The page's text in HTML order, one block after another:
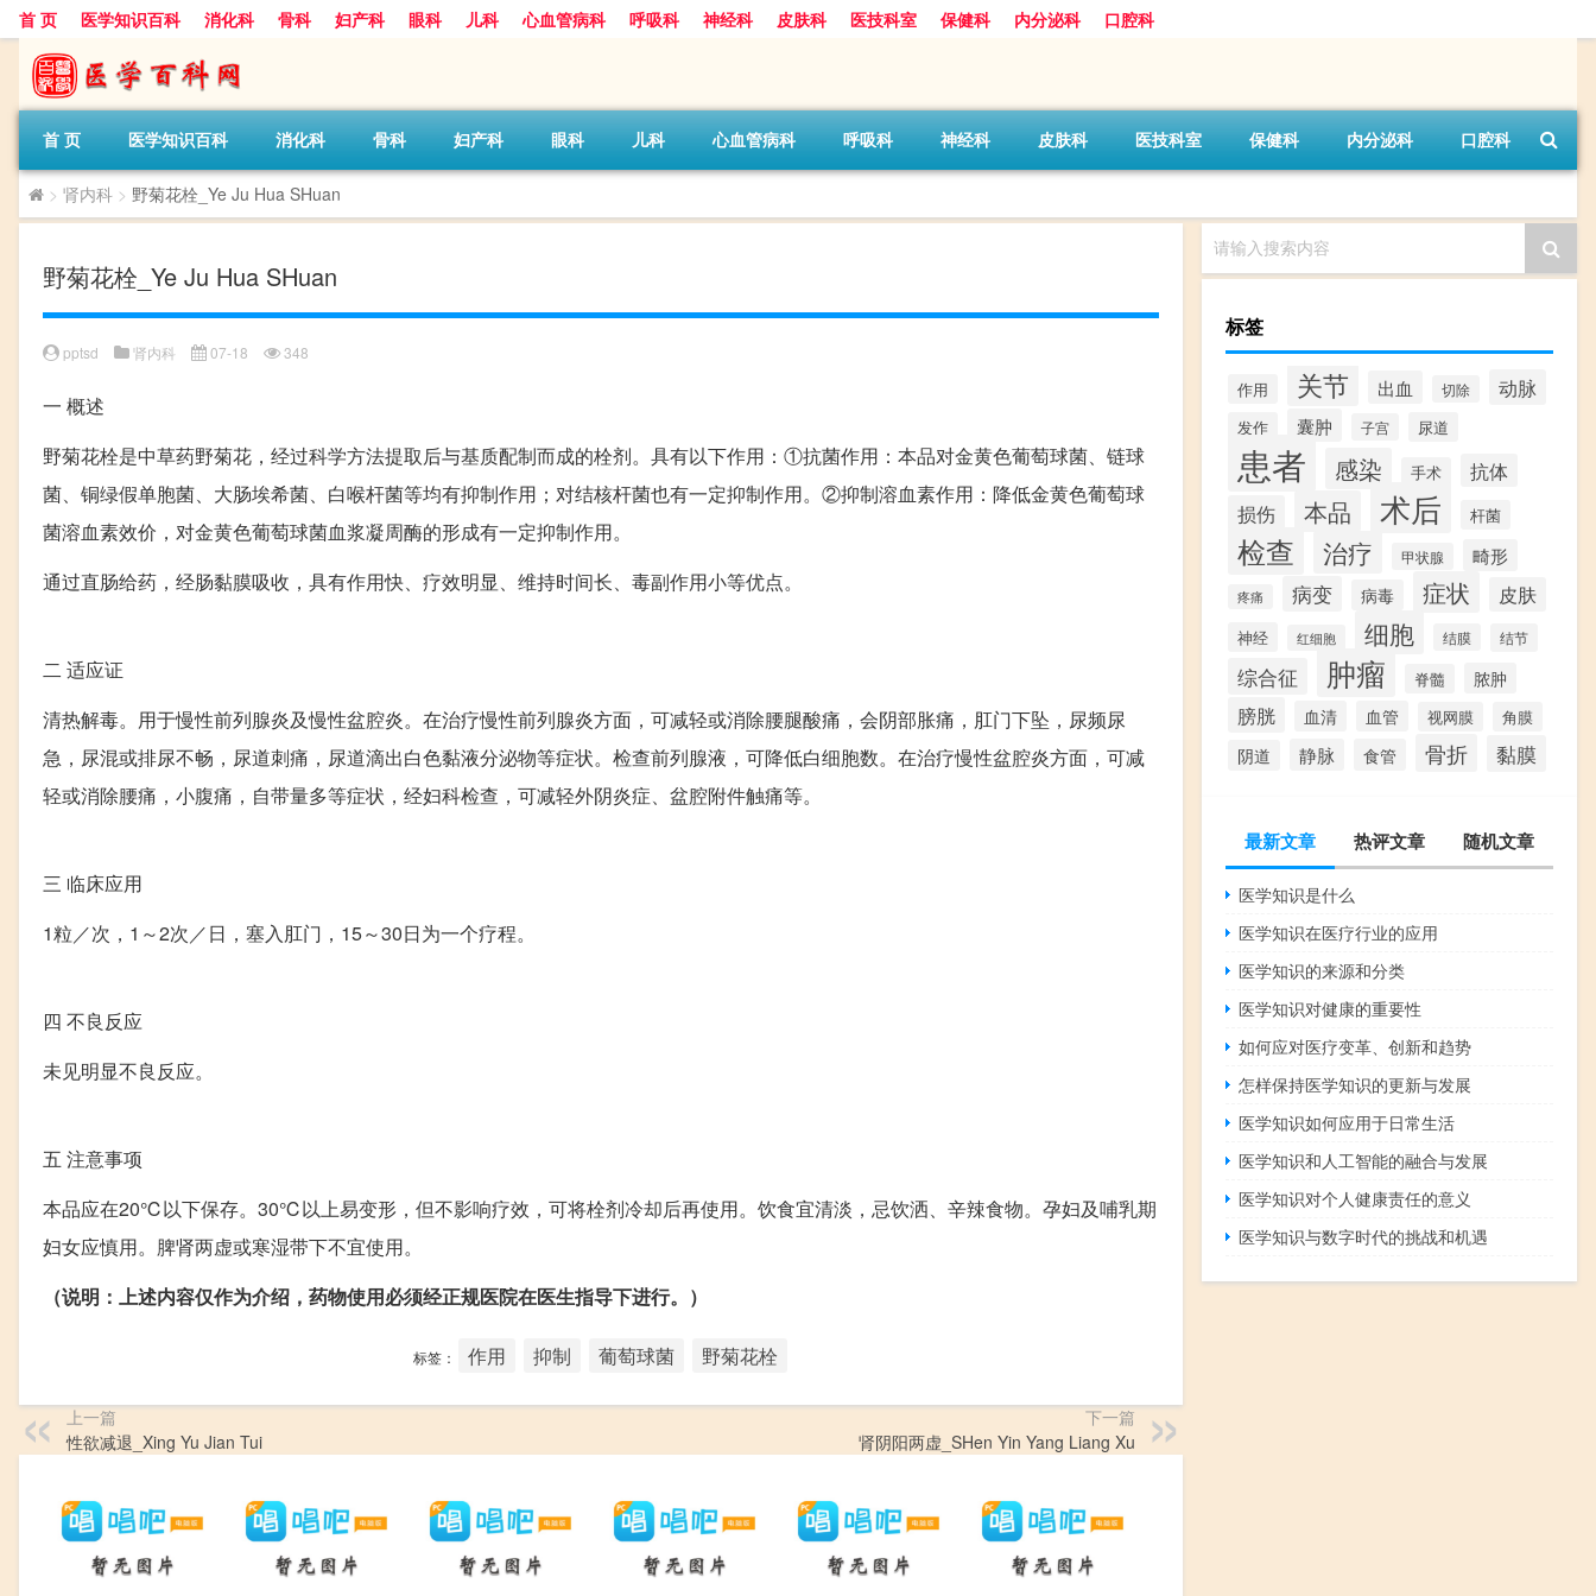
首 页 医学知识百科 消化科 骨科 妇产科 眼科 儿科 心血管病科 呼吸科 神经科 皮肤科 医技科室 保健科 内分泌科 口腔科
首 页 医学知识百科 消化科 骨科 妇产科 眼科 儿科 心血管病科 呼吸科 神经科 皮肤科 医技科室 保健科 内分泌科 口腔科
> 肾内科 > 野菊花栓_Ye Ju Hua SHuan
野菊花栓_Ye Ju Hua SHuan
pptsd 肾内科 07-18 348
一 概述
野菊花栓是中草药野菊花，经过科学方法提取后与基质配制而成的栓剂。具有以下作用：①抗菌作用：本品对金黄色葡萄球菌、链球
菌、铜绿假单胞菌、大肠埃希菌、白喉杆菌等均有抑制作用；对结核杆菌也有一定抑制作用。②抑制溶血素作用：降低金黄色葡萄球
菌溶血素效价，对金黄色葡萄球菌血浆凝周酶的形成有一定抑制作用。
通过直肠给药，经肠黏膜吸收，具有作用快、疗效明显、维持时间长、毒副作用小等优点。
二 适应证
清热解毒。用于慢性前列腺炎及慢性盆腔炎。在治疗慢性前列腺炎方面，可减轻或消除腰腿酸痛，会阴部胀痛，肛门下坠，尿频尿
急，尿混或排尿不畅，尿道刺痛，尿道滴出白色黏液分泌物等症状。检查前列腺液，可降低白细胞数。在治疗慢性盆腔炎方面，可减
轻或消除腰痛，小腹痛，自带量多等症状，经妇科检查，可减轻外阴炎症、盆腔附件触痛等。
三 临床应用
1粒／次，1～2次／日，塞入肛门，15～30日为一个疗程。
四 不良反应
未见明显不良反应。
五 注意事项
本品应在20℃以下保存。30℃以上易变形，但不影响疗效，可将栓剂冷却后再使用。饮食宜清淡，忌饮洒、辛辣食物。孕妇及哺乳期
妇女应慎用。脾肾两虚或寒湿带下不宜使用。
（说明：上述内容仅作为介绍，药物使用必须经正规医院在医生指导下进行。）
标签： 作用 抑制 葡萄球菌 野菊花栓
上一篇
性欲减退_Xing Yu Jian Tui
下一篇
肾阴阳两虚_SHen Yin Yang Liang Xu
请输入搜索内容
标签
作用 关节 出血 切除 动脉
发作 囊肿 子宫 尿道
患者 感染 手术 抗体
损伤 本品 术后 杆菌
检查 治疗 甲状腺 畸形
疼痛 病变 病毒 症状 皮肤
神经 红细胞 细胞 结膜 结节
综合征 肿瘤 脊髓 脓肿
膀胱 血清 血管 视网膜 角膜
阴道 静脉 食管 骨折 黏膜
最新文章 热评文章 随机文章
医学知识是什么
医学知识在医疗行业的应用
医学知识的来源和分类
医学知识对健康的重要性
如何应对医疗变革、创新和趋势
怎样保持医学知识的更新与发展
医学知识如何应用于日常生活
医学知识和人工智能的融合与发展
医学知识对个人健康责任的意义
医学知识与数字时代的挑战和机遇